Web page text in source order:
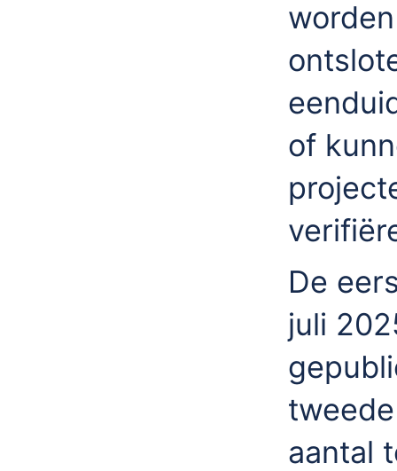
of
De
juli
aantal